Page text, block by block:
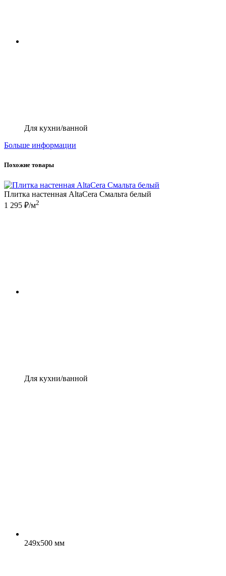
Для кухни/ванной
Больше информации
Похожие товары
Плитка настенная AltaCera Смальта белый
1 295 ₽/м2
Для кухни/ванной
249x500 мм